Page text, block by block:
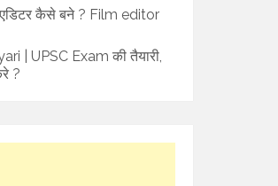
एडिटर कैसे बने ? Film editor
| UPSC Exam की तैयारी,
?